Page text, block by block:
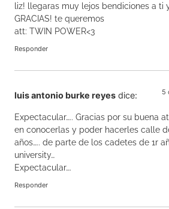
liz! llegaras muy lejos bendiciones a ti
GRACIAS! te queremos
att: TWIN POWER<3
Responder
luis antonio burke reyes dice: 5
Expectacular….. Gracias por su buena
en conocerlas y poder hacerles calle
años….. de parte de los cadetes de 1r
university…
Expectacular….
Responder